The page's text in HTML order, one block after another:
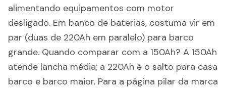
alimentando equipamentos com motor
desligado. Em banco de baterias, costuma vir em
par (duas de 220Ah em paralelo) para barco
grande. Quando comparar com a 150Ah? A 150Ah
atende lancha média; a 220Ah é o salto para casa
barco e barco maior. Para a página pilar da marca